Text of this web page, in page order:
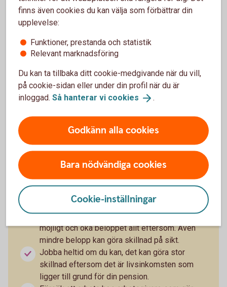
Madelén Falkenhäll
Tips – så kan du påverka din
pension
Spara själv till din pension, börja så tidigt som
möjligt och öka beloppet allt eftersom. Även
mindre belopp kan göra skillnad på sikt.
Jobba heltid om du kan, det kan göra stor
skillnad eftersom det är livsinkomsten som
ligger till grund för din pension.
finns även cookies du kan välja som förbättrar din
upplevelse:
Funktioner, prestanda och statistik
Relevant marknadsföring
Du kan ta tillbaka ditt cookie-medgivande när du vill,
på cookie-sidan eller under din profil när du är
inloggad. Så hanterar vi cookies .
Godkänn alla cookies
Bara nödvändiga cookies
Cookie-inställningar